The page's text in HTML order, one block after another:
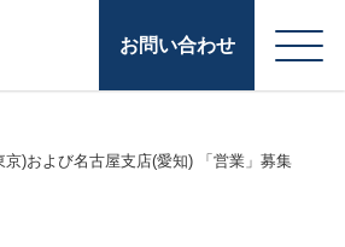
お問い合わせ
会
原燃料事業
京)および名古屋支店(愛知) 「営業」募集